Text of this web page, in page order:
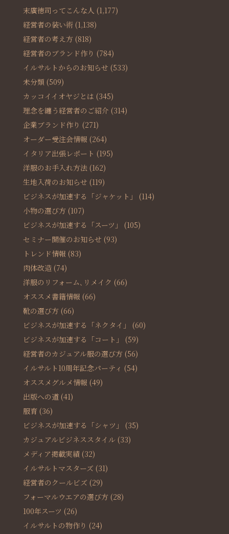
末廣徳司ってこんな人 (1,177)
経営者の装い術(1,138)
経営者の考え方 (818)
経営者のブランド作り (784)
イルサルトからのお知らせ (533)
未分類 (509)
カッコイイオヤジとは (345)
理念を纏う経営者のご紹介 (314)
企業ブランド作り (271)
オーダー受注会情報 (264)
イタリア出張レポート (195)
洋服のお手入れ方法(162)
生地入荷のお知らせ (119)
ビジネスが加速する「ジャケット」
(114)
小物の選び方 (107)
ビジネスが加速する「スーツ」
(105)
セミナー開催のお知らせ (93)
トレンド情報 (83)
肉体改造(74)
洋服のリフォーム､リメイク (66)
オススメ書籍情報 (66)
靴の選び方 (66)
ビジネスが加速する「ネクタイ」
(60)
ビジネスが加速する「コート」
(59)
経営者のカジュアル服の選び方 (56)
イルサルト10周年記念パーティ (54)
オススメグルメ情報 (49)
出版への道(41)
服育(36)
ビジネスが加速する「シャツ」
(35)
カジュアルビジネススタイル(33)
メディア掲載実績(32)
イルサルトマスターズ (31)
経営者のクールビズ (29)
フォーマルウエアの選び方 (28)
100年スーツ (26)
イルサルトの物作り (24)